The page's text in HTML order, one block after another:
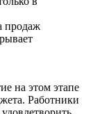
продаж
на этом этапе
Работники